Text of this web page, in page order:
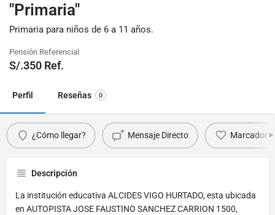
"Primaria"
Primaria para niños de 6 a 11 años.
Pensión Referencial
S/.350 Ref.
Perfil Reseñas 0
¿Cómo llegar? Mensaje Directo Marcador
Descripción
La institución educativa ALCIDES VIGO HURTADO, esta ubicada
en AUTOPISTA JOSE FAUSTINO SANCHEZ CARRION 1500,